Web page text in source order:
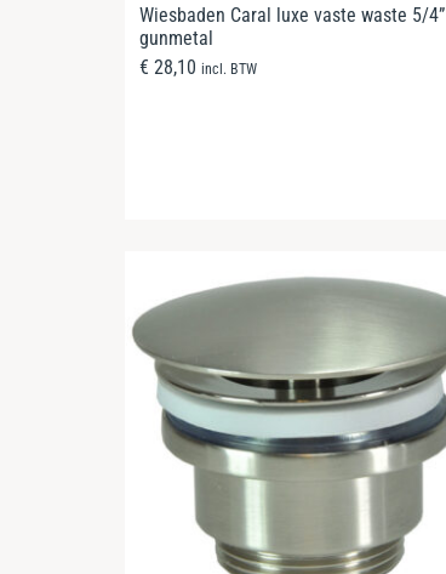
Wiesbaden Caral luxe vaste waste 5/4”
gunmetal
€ 28,10 incl. BTW